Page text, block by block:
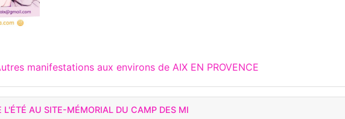
manifestations aux environs de AIX EN PROVENCE
L'ÉTÉ AU SITE-MÉMORIAL DU CAMP DES MI